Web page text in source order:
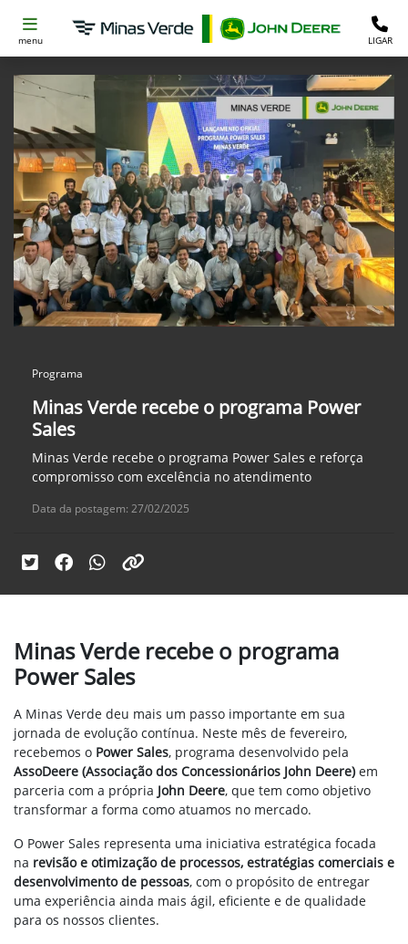
menu LIGAR
Programa
Minas Verde recebe o programa Power
Sales
Minas Verde recebe o programa Power Sales e reforça
compromisso com excelência no atendimento
Data da postagem: 27/02/2025
Minas Verde recebe o programa
Power Sales
A Minas Verde deu mais um passo importante em sua
jornada de evolução contínua. Neste mês de fevereiro,
recebemos o Power Sales, programa desenvolvido pela
AssoDeere (Associação dos Concessionários John Deere)em
parceria com a própria John Deere, que tem como objetivo
transformar a forma como atuamos no mercado.
O Power Sales representa uma iniciativa estratégica focada
na revisão e otimização de processos, estratégias comerciais e
desenvolvimento de pessoas, com o propósito de entregar
uma experiência ainda mais ágil, eficiente e de qualidade
para os nossos clientes.